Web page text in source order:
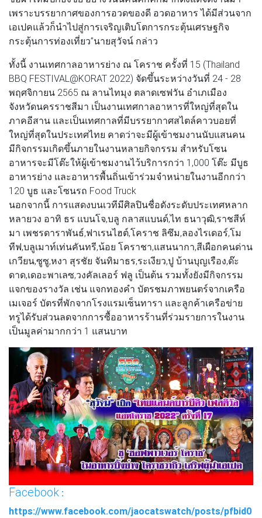
เพราะบรรยากาศของการอวดของดี อวดอาหาร ได้มีส่วนจาก
เอเปคแล้วก็นำไปสู่การเจริญเติบโตการกระตุ้นเศรษฐกิจ
กระตุ้นการท่องเที่ยว”นายสุวัจน์ กล่าว
ทั้งนี้ งานเทศกาลอาหารย่าง ณ โคราช ครั้งที่ 15 (Thailand
BBQ FESTIVAL@KORAT 2022) จัดขึ้นระหว่างวันที่ 24 - 28
พฤศจิกายน 2565 ณ ลานไทมุง ตลาดเซฟวัน อำเภเมือง
จังหวัดนครราชสีมา เป็นงานเทศกาลอาหารที่ใหญ่ที่สุดใน
ภาคอีสาน และเป็นเทศกาลที่มีบรรยากาศสไตล์คาวบอยที่
ใหญ่ที่สุดในประเทศไทย คาดว่าจะมีผู้เข้าชมงานนับแสนคน
มีกิจกรรมเกิดขึ้นภายในงานหลายกิจกรรม สำหรับโซน
อาหารจะมีโต๊ะให้ผู้เข้าชมงานไว้บริการกว่า 1,000 โต๊ะ มีบูธ
อาหารย่าง และอาหารพื้นถิ่นเข้าร่วมจำหน่ายในงานอีกกว่า
120 บูธ และโซนรถ Food Truck
นอกจากนี้ การแสดงบนเวทีมีศิลปินชื่อดังระดับประเทศหลาก
หลายวง อาทิ ธร แบนโจ,บลู กลาสแบนด์,ไท ธนาวุฒิ,ราชสีห์
มา เพชรดาราพันธ์,ฟาเรนไฮต์,โคราช ลิซึม,ลองไรเดอร์,โม
ทีฟ,บลูเมาท์เท่นคันทรี,น้อย โคราชา,แสนนากา,สีเผือกคนด่าน
เกวียน,ซูซู,หงา สุรชัย จันทิมาธร,ระเงียว,ปู บ้านบุญเรือง,ด๊ะ
ดาด,เดอะพาเลซ,วงคัลเลอร์ ฟลู เป็นต้น รวมทั้งยังมีกิจกรรม
แจกของรางวัล เช่น แจกทองคำ บัตรชมภาพยนตร์จากเครือ
เมเจอร์ บัตรที่พักจากโรงแรมเซ็นทารา และลูกค้าเครือข่าย
ทรูได้รับส่วนลดจากการซื้ออาหารร้านที่ร่วมรายการในงาน
เป็นมูลค่ามากกว่า 1 แสนบาท
Facebook :
https://www.facebook.com/jaocatswatch/posts/pfbid0